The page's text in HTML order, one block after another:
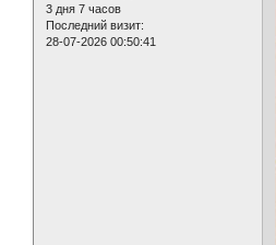
3 дня 7 часов
Последний визит:
28-07-2026 00:50:41